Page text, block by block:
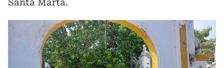
Santa Marta.